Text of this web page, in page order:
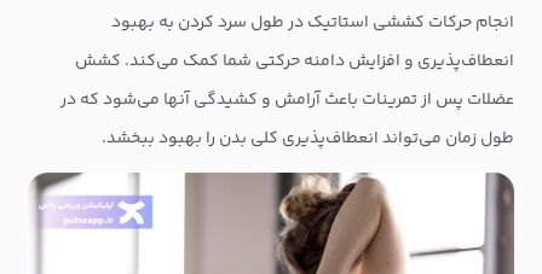
انجام حرکات کششی استاتیک در طول سرد کردن به بهبود
انعطاف‌پذیری و افزایش دامنه حرکتی شما کمک می‌کند. کشش
عضلات پس از تمرینات باعث آرامش و کشیدگی آنها می‌شود که در
طول زمان می‌تواند انعطاف‌پذیری کلی بدن را بهبود ببخشد.